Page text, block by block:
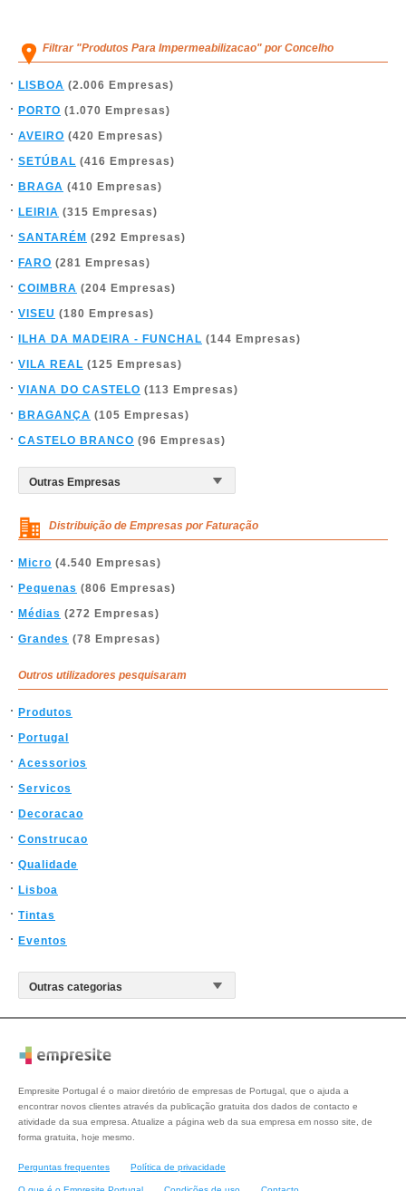
Filtrar "Produtos Para Impermeabilizacao" por Concelho
LISBOA (2.006 Empresas)
PORTO (1.070 Empresas)
AVEIRO (420 Empresas)
SETÚBAL (416 Empresas)
BRAGA (410 Empresas)
LEIRIA (315 Empresas)
SANTARÉM (292 Empresas)
FARO (281 Empresas)
COIMBRA (204 Empresas)
VISEU (180 Empresas)
ILHA DA MADEIRA - FUNCHAL (144 Empresas)
VILA REAL (125 Empresas)
VIANA DO CASTELO (113 Empresas)
BRAGANÇA (105 Empresas)
CASTELO BRANCO (96 Empresas)
Distribuição de Empresas por Faturação
Micro (4.540 Empresas)
Pequenas (806 Empresas)
Médias (272 Empresas)
Grandes (78 Empresas)
Outros utilizadores pesquisaram
Produtos
Portugal
Acessorios
Servicos
Decoracao
Construcao
Qualidade
Lisboa
Tintas
Eventos
Empresite Portugal é o maior diretório de empresas de Portugal, que o ajuda a
encontrar novos clientes através da publicação gratuita dos dados de contacto e
atividade da sua empresa. Atualize a página web da sua empresa em nosso site, de
forma gratuita, hoje mesmo.
Perguntas frequentes Política de privacidade